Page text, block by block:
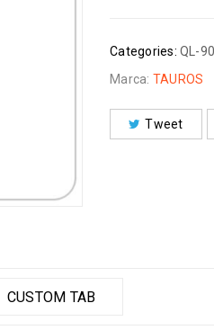
Categories: QL-
Marca: TAUROS
Tweet
CUSTOM TAB